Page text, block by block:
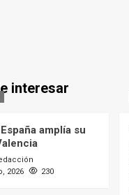
interesar
amplía su
2026
230